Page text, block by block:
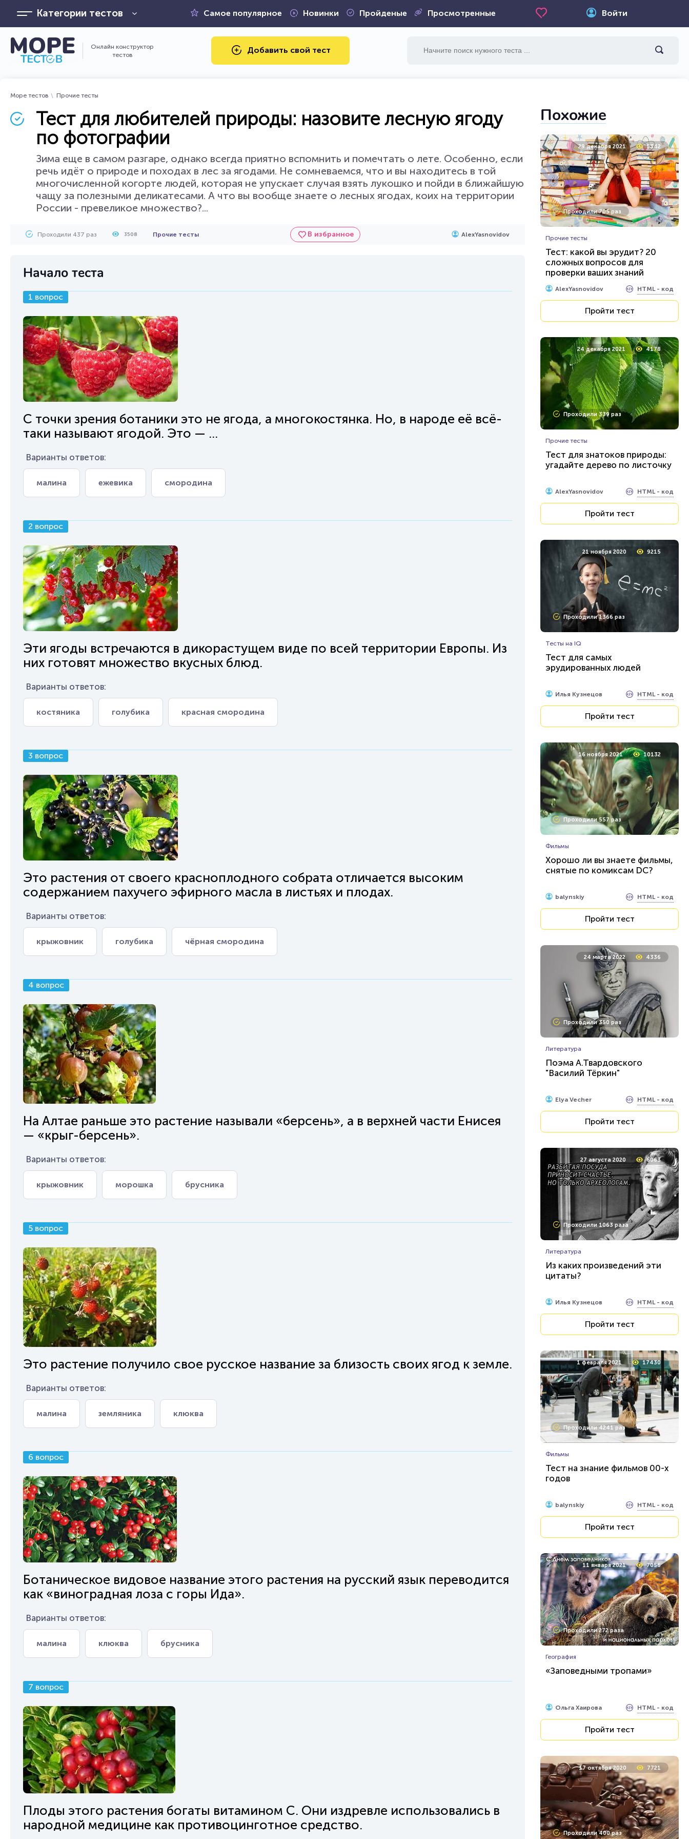
Категории тестов Самое популярное Новинки Пройденые Просмотренные Войти
Онлайн конструктор
тестов
Добавить свой тест
Море тестов Прочие тесты
Тест для любителей природы: назовите лесную ягоду
по фотографии
Зима еще в самом разгаре, однако всегда приятно вспомнить и помечтать о лете. Особенно, если
речь идёт о природе и походах в лес за ягодами. Не сомневаемся, что и вы находитесь в той
многочисленной когорте людей, которая не упускает случая взять лукошко и пойди в ближайшую
чащу за полезными деликатесами. А что вы вообще знаете о лесных ягодах, коих на территории
России - превеликое множество?...
Проходили 437 раз 3508 Прочие тесты В избранное AlexYasnovidov
Начало теста
1 вопрос
С точки зрения ботаники это не ягода, а многокостянка. Но, в народе её всё-
таки называют ягодой. Это — ...
Варианты ответов:
малина ежевика смородина
2 вопрос
Эти ягоды встречаются в дикорастущем виде по всей территории Европы. Из
них готовят множество вкусных блюд.
Варианты ответов:
костяника голубика красная смородина
3 вопрос
Это растения от своего красноплодного собрата отличается высоким
содержанием пахучего эфирного масла в листьях и плодах.
Варианты ответов:
крыжовник голубика чёрная смородина
4 вопрос
На Алтае раньше это растение называли «берсень», а в верхней части Енисея
— «крыг-берсень».
Варианты ответов:
крыжовник морошка брусника
5 вопрос
Это растение получило свое русское название за близость своих ягод к земле.
Варианты ответов:
малина земляника клюква
6 вопрос
Ботаническое видовое название этого растения на русский язык переводится
как «виноградная лоза с горы Ида».
Варианты ответов:
малина клюква брусника
7 вопрос
Плоды этого растения богаты витамином С. Они издревле использовались в
народной медицине как противоцинготное средство.
Похожие
29 декабря 2021 5342
Проходили 705 раз
Прочие тесты
Тест: какой вы эрудит? 20
сложных вопросов для
проверки ваших знаний
AlexYasnovidov HTML - код
Пройти тест
24 декабря 2021 4178
Проходили 339 раз
Прочие тесты
Тест для знатоков природы:
угадайте дерево по листочку
AlexYasnovidov HTML - код
Пройти тест
21 ноября 2020 9215
Проходили 1366 раз
Тесты на IQ
Тест для самых
эрудированных людей
Илья Кузнецов HTML - код
Пройти тест
16 ноября 2021 10132
Проходили 557 раз
Фильмы
Хорошо ли вы знаете фильмы,
снятые по комиксам DC?
balynskiy HTML - код
Пройти тест
24 марта 2022 4336
Проходили 350 раз
Литература
Поэма А.Твардовского
"Василий Тёркин"
Elya Vecher HTML - код
Пройти тест
27 августа 2020 6063
Проходили 1063 раза
Литература
Из каких произведений эти
цитаты?
Илья Кузнецов HTML - код
Пройти тест
1 февраля 2021 17430
Проходили 4241 раз
Фильмы
Тест на знание фильмов 00-х
годов
balynskiy HTML - код
Пройти тест
11 января 2021 7056
Проходили 272 раза
География
«Заповедными тропами»
Ольга Хаирова HTML - код
Пройти тест
17 октября 2020 7721
Проходили 400 раз